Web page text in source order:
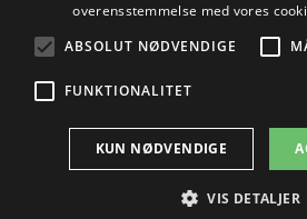
Brug af
Cookieoversigt
overensstemmelse med vores
ABSOLUT NØDVENDIGE
FUNKTIONALITET
KUN NØDVENDIGE
VIS DETALJER